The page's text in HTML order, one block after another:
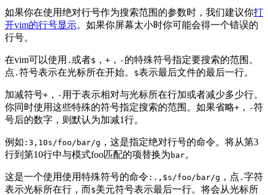
如果你在使用绝对行号作为搜索范围的参数时，我们建议你打
开vim的行号显示。如果你屏幕太小时你可能会得一个错误的
行号。
在vim可以使用 . 或者$ ， + ， - 的特殊符号指定要搜索的范围。
点 . 符号表示在光标所在开始。 $表示最后文件的最后一行。
加减符号+ ， - 用于表示相对与光标所在行加或者减少多少行。
你同时使用这些特殊的符号指定搜索的范围。如果省略+ ， -符
号后的数字，则默认为加减1行。
例如 :3,10s/foo/bar/g ，这是指定绝对行号的命令。将从第3
行到第10行中与模式foo匹配的项替换为 bar。
这是一个使用使用特殊符号的命令 :.,$s/foo/bar/g ，点 . 字符
表示光标所在行，而$美元符号表示最后一行。将会从光标所